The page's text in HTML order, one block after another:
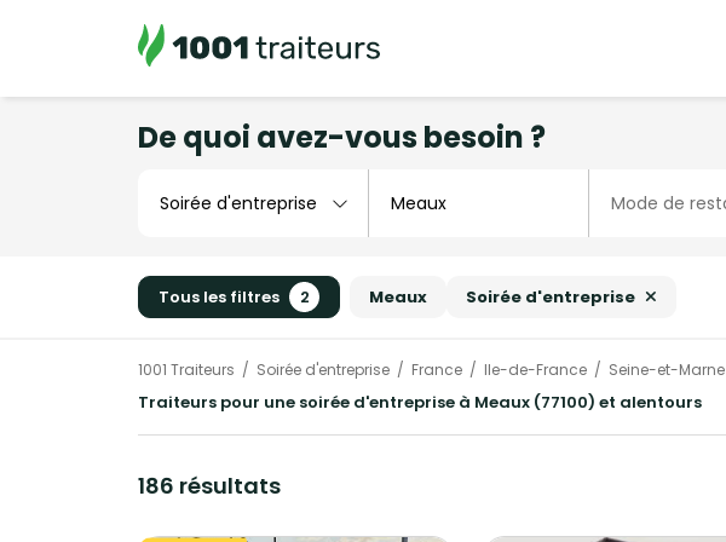
De quoi avez-vous besoin ?
Tous les filtres 2 Meaux Soirée d'entreprise
1001 Traiteurs Soirée d'entreprise France Ile-de-France Seine-et-Marne
Traiteurs pour une soirée d'entreprise à Meaux (77100) et alentours
186 résultats